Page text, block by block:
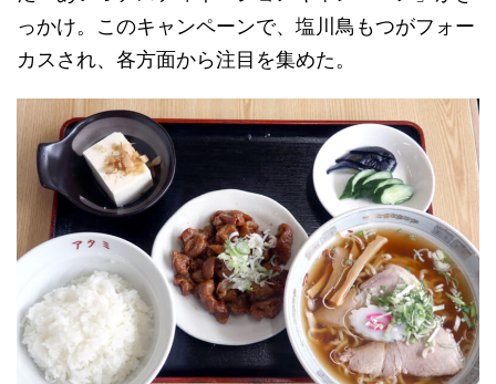
っかけ。このキャンペーンで、塩川鳥もつがフォー
カスされ、各方面から注目を集めた。